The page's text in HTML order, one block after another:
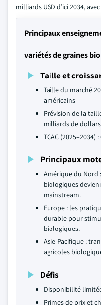
milliards USD d’ici 2034,
Principaux
variétés de graines
Taille et
Taille du marché
américains
Prévision de la
milliards de
TCAC (2025–2034) :
Principaux
Amérique du Nord
biologiques
mainstream.
Europe : les
durable pour
biologiques.
Asie-Pacifique :
agricoles
Défis
Disponibilité
Primes de prix et